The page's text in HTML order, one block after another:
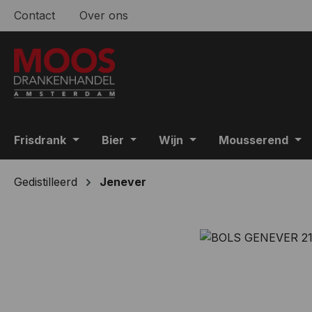
naar de hoofdinhoud
Ga naar de zoekopdracht
Ga naar de hoofdnavigatie
Contact Over ons
Frisdrank Bier Wijn Mousserend
Gedistilleerd Jenever